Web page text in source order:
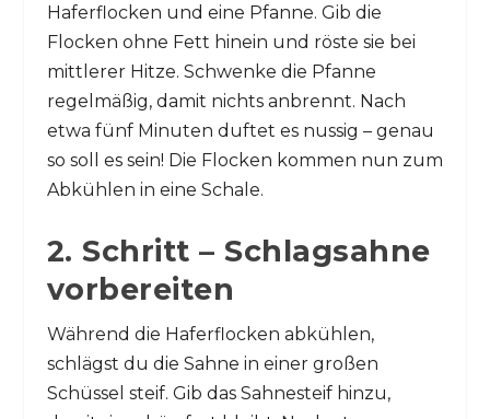
Haferflocken und eine Pfanne. Gib die
Flocken ohne Fett hinein und röste sie bei
mittlerer Hitze. Schwenke die Pfanne
regelmäßig, damit nichts anbrennt. Nach
etwa fünf Minuten duftet es nussig – genau
so soll es sein! Die Flocken kommen nun zum
Abkühlen in eine Schale.
2. Schritt – Schlagsahne
vorbereiten
Während die Haferflocken abkühlen,
schlägst du die Sahne in einer großen
Schüssel steif. Gib das Sahnesteif hinzu,